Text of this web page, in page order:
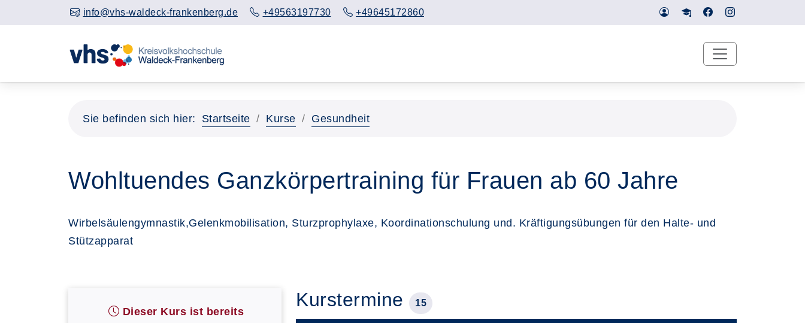
info@vhs-waldeck-frankenberg.de +49563197730 +49645172860
Sie befinden sich hier: Startseite Kurse Gesundheit
Wohltuendes Ganzkörpertraining für Frauen ab 60 Jahre
Wirbelsäulengymnastik,Gelenkmobilisation, Sturzprophylaxe, Koordinationschulung und. Kräftigungsübungen für den Halte- und
Stützapparat
Dieser Kurs ist bereits
Kurstermine 15